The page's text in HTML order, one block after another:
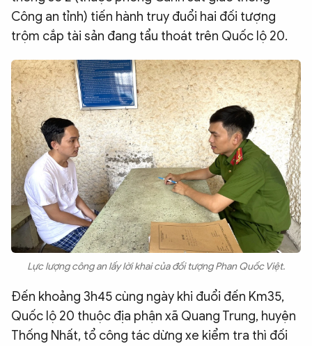
Chuyên trang An ninh thế giớiVăn nghệ Công an
Chuyên đề
Công an tỉnh) tiến hành truy đuổi hai đối tượng
trộm cắp tài sản đang tẩu thoát trên Quốc lộ 20.
Lực lượng công an lấy lời khai của đối tượng Phan Quốc Việt.
Đến khoảng 3h45 cùng ngày khi đuổi đến Km35,
Quốc lộ 20 thuộc địa phận xã Quang Trung, huyện
Thống Nhất, tổ công tác dừng xe kiểm tra thì đối